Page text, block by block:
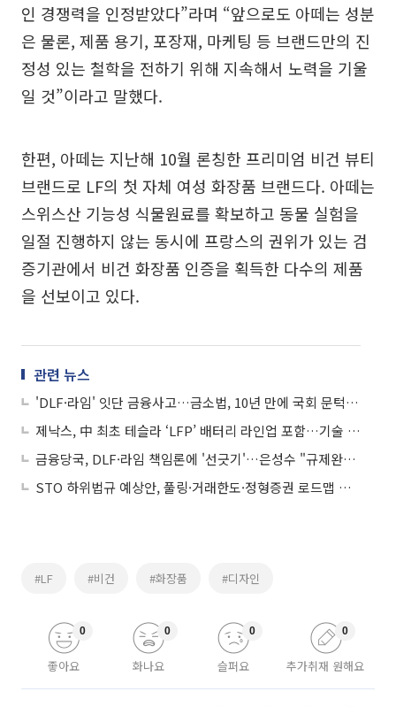
인 경쟁력을 인정받았다”라며 “앞으로도 아떼는 성분
은 물론, 제품 용기, 포장재, 마케팅 등 브랜드만의 진
정성 있는 철학을 전하기 위해 지속해서 노력을 기울
일 것”이라고 말했다.
한편, 아떼는 지난해 10월 론칭한 프리미엄 비건 뷰티
브랜드로 LF의 첫 자체 여성 화장품 브랜드다. 아떼는
스위스산 기능성 식물원료를 확보하고 동물 실험을
일절 진행하지 않는 동시에 프랑스의 권위가 있는 검
증기관에서 비건 화장품 인증을 획득한 다수의 제품
을 선보이고 있다.
관련 뉴스
'DLF·라임' 잇단 금융사고…금소법, 10년 만에 국회 문턱 넘을까
제낙스, 中 최초 테슬라 ‘LFP’ 배터리 라인업 포함…기술 부각 ‘강세’
금융당국, DLF·라임 책임론에 '선긋기'…은성수 "규제완화 딜레마"
STO 하위법규 예상안, 풀링·거래한도·정형증권 로드맵 제시
#LF #비건 #화장품 #디자인
좋아요
0
화나요
0
슬퍼요
0
추가취재 원해요
0